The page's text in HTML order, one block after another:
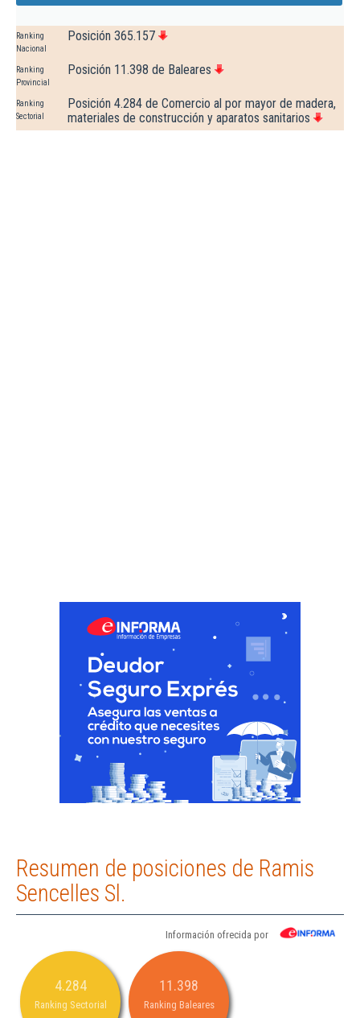
Ranking
Nacional
Posición 365.157
Ranking
Provincial
Posición 11.398 de Baleares
Ranking
Sectorial
Posición 4.284 de Comercio al por mayor de madera,
materiales de construcción y aparatos sanitarios
Resumen de posiciones de Ramis
Sencelles Sl.
Información ofrecida por
4.284
Ranking Sectorial
11.398
Ranking Baleares